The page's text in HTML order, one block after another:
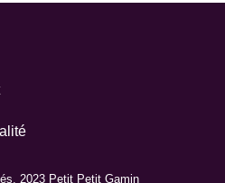
2023 Petit Petit Gamin